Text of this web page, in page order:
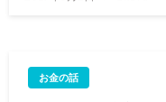
お金の話